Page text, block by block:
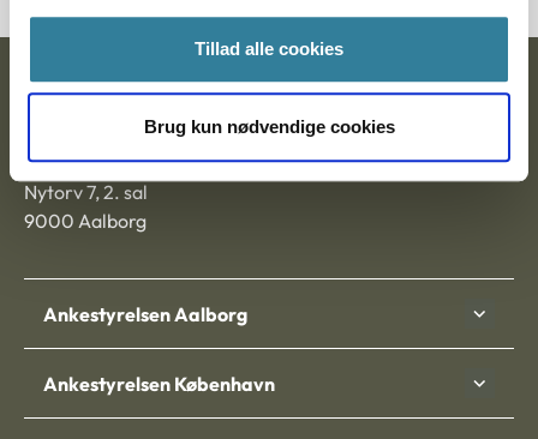
Tillad alle cookies
Brug kun nødvendige cookies
Ankestyrelsen
Nytorv 7, 2. sal
9000 Aalborg
Ankestyrelsen Aalborg
Ankestyrelsen København